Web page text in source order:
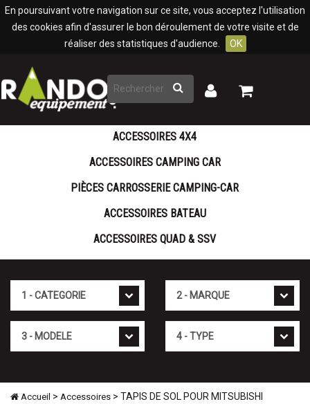
En poursuivant votre navigation sur ce site, vous acceptez l'utilisation
des cookies afin d'assurer le bon déroulement de votre visite et de
réaliser des statistiques d'audience.
OK
Rechercher
Mon
Mon
ACCESSOIRES 4X4
ACCESSOIRES CAMPING CAR
PIÈCES CARROSSERIE CAMPING-CAR
ACCESSOIRES BATEAU
ACCESSOIRES QUAD & SSV
Accueil > Accessoires > TAPIS DE SOL POUR MITSUBISHI
Panneau de gestion des cookies